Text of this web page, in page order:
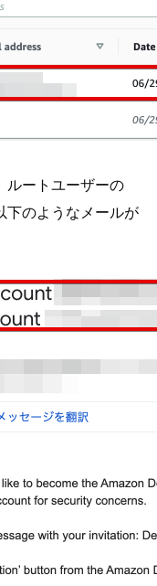
ルートユーザーの
下のようなメールが